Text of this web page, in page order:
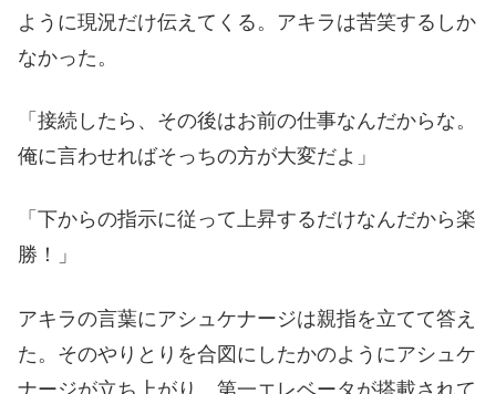
ように現況だけ伝えてくる。アキラは苦笑するしか
なかった。
「接続したら、その後はお前の仕事なんだからな。
俺に言わせればそっちの方が大変だよ」
「下からの指示に従って上昇するだけなんだから楽
勝！」
アキラの言葉にアシュケナージは親指を立てて答え
た。そのやりとりを合図にしたかのようにアシュケ
ナージが立ち上がり、第一エレベータが搭載されて